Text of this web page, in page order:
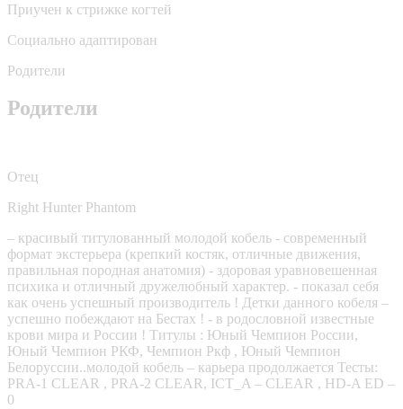
Приучен к стрижке когтей
Социально адаптирован
Родители
Родители
Отец
Right Hunter Phantom
– красивый титулованный молодой кобель - современный
формат экстерьера (крепкий костяк, отличные движения,
правильная породная анатомия) - здоровая уравновешенная
психика и отличный дружелюбный характер. - показал себя
как очень успешный производитель ! Детки данного кобеля –
успешно побеждают на Бестах ! - в родословной известные
крови мира и России ! Титулы : Юный Чемпион России,
Юный Чемпион РКФ, Чемпион Ркф , Юный Чемпион
Белоруссии..молодой кобель – карьера продолжается Тесты:
PRA-1 CLEAR , PRA-2 CLEAR, ICT_A – CLEAR , HD-A ED –
0